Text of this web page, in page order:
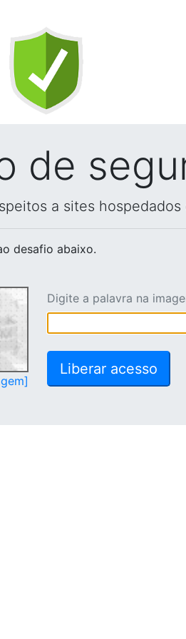
de
a sites hospedados
desafio abaixo.
Digite a palavra na